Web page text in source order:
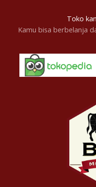
Toko
Kamu bisa berbelanja